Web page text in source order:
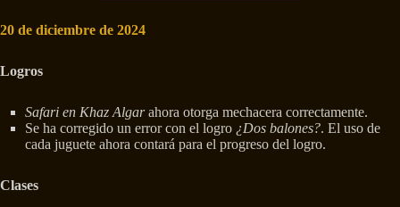
20 de diciembre de 2024
Logros
Safari en Khaz Algarahora otorga mechacera correctamente.
Se ha corregido un error con el logro ¿Dos balones?. El uso de
cada juguete ahora contará para el progreso del logro.
Clases